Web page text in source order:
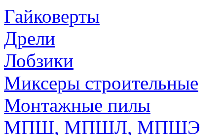
Гайковерты
Дрели
Лобзики
Миксеры строительные
Монтажные пилы
МПШ, МПШЛ, МПШЭ